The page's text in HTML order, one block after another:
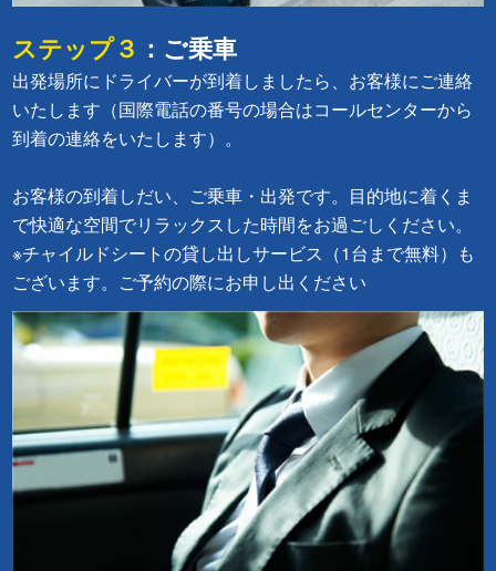
ステップ３ ：ご乗車
出発場所にドライバーが到着しましたら、お客様にご連絡
いたします（国際電話の番号の場合はコールセンターから
到着の連絡をいたします）。
お客様の到着しだい、ご乗車・出発です。目的地に着くま
で快適な空間でリラックスした時間をお過ごしください。
※チャイルドシートの貸し出しサービス（1台まで無料）も
ございます。ご予約の際にお申し出ください